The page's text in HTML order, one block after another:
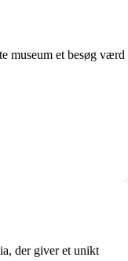
museum et besøg værd
der giver et unikt